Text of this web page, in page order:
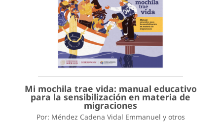
Mi mochila trae vida: manual educativo
para la sensibilización en materia de
migraciones
Por: Méndez Cadena Vidal Emmanuel y otros